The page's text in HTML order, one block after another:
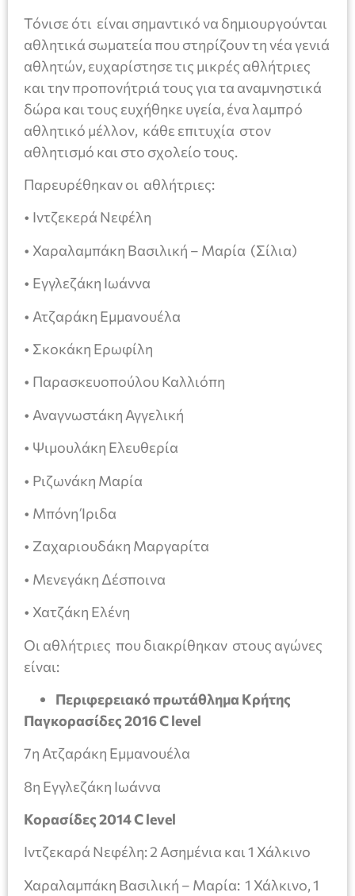
Τόνισε ότι είναι σημαντικό να δημιουργούνται
αθλητικά σωματεία που στηρίζουν τη νέα γενιά
αθλητών, ευχαρίστησε τις μικρές αθλήτριες
και την προπονήτριά τους για τα αναμνηστικά
δώρα και τους ευχήθηκε υγεία, ένα λαμπρό
αθλητικό μέλλον, κάθε επιτυχία στον
αθλητισμό και στο σχολείο τους.
Παρευρέθηκαν οι αθλήτριες:
• Ιντζεκερά Νεφέλη
• Χαραλαμπάκη Βασιλική – Μαρία (Σίλια)
• Εγγλεζάκη Ιωάννα
• Ατζαράκη Εμμανουέλα
• Σκοκάκη Ερωφίλη
• Παρασκευοπούλου Καλλιόπη
• Αναγνωστάκη Αγγελική
• Ψιμουλάκη Ελευθερία
• Ριζωνάκη Μαρία
• Μπόνη Ίριδα
• Ζαχαριουδάκη Μαργαρίτα
• Μενεγάκη Δέσποινα
• Χατζάκη Ελένη
Οι αθλήτριες που διακρίθηκαν στους αγώνες
είναι:
Περιφερειακό πρωτάθλημα Κρήτης
Παγκορασίδες 2016Clevel
7η Ατζαράκη Εμμανουέλα
8η Εγγλεζάκη Ιωάννα
Κορασίδες 2014 C level
Ιντζεκαρά Νεφέλη: 2 Ασημένια και 1 Χάλκινο
Χαραλαμπάκη Βασιλική – Μαρία: 1 Χάλκινο, 1